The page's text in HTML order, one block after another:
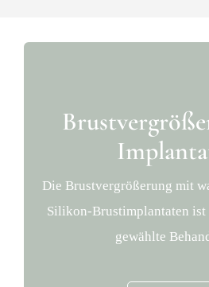
Die Brustvergrößerung mit
Silikon-Brustimplantaten ist
gewählte